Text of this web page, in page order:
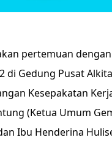
pertemuan
di Gedung Pusat
Kesepakatan
(Ketua Umum
Ibu Henderina